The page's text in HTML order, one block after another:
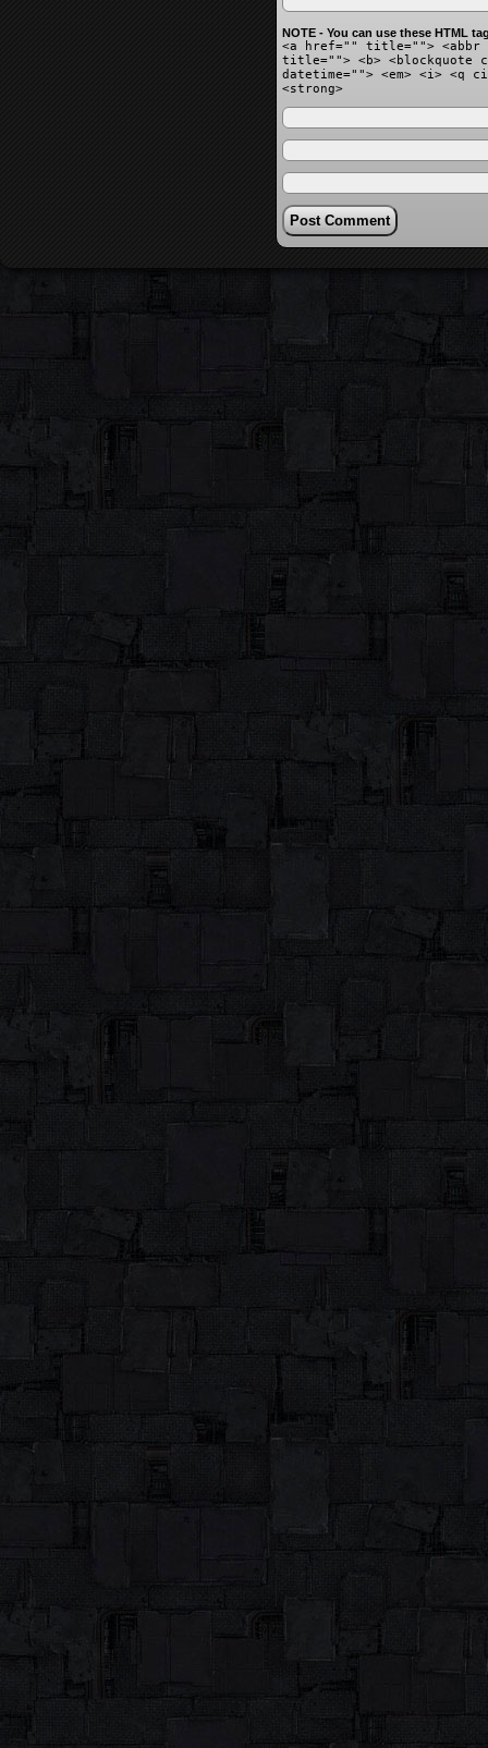
NOTE - You can use these HTML
<a href="" title=""> <abbr
title=""> <b> <blockquote
datetime=""> <em> <i> <q
<strong>